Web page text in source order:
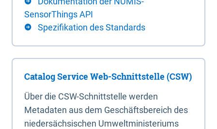
SensorThings API
Spezifikation des Standards
Catalog Service Web-Schnittstelle (CSW)
Über die CSW-Schnittstelle werden
Metadaten aus dem Geschäftsbereich des
niedersächsischen Umweltministeriums